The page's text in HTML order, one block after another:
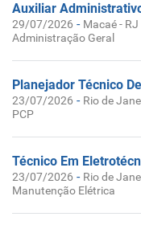
Auxiliar
29/07/2026 - Macaé - RJ
Administração Geral
Planejador Técnico
23/07/2026 - Rio de
PCP
Técnico Em
23/07/2026 - Rio de
Manutenção Elétrica